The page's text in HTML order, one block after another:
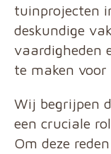
tuinprojecten
deskundige
vaardigheden
te maken
Wij begrijpen
een cruciale
Om deze